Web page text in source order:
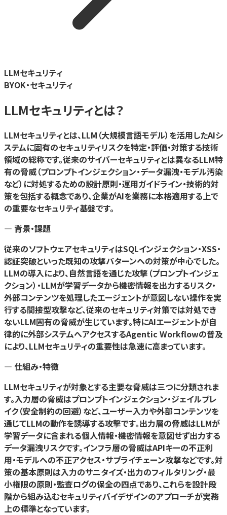
LLMセキュリティ
BYOK・セキュリティ
LLMセキュリティとは？
LLMセキュリティとは、LLM（大規模言語モデル）を活用したAIシ
ステムに固有のセキュリティリスクを特定・評価・対策する技術
領域の総称です。従来のサイバーセキュリティとは異なるLLM特
有の脅威（プロンプトインジェクション・データ漏洩・モデル汚染
など）に対処するための設計原則・運用ガイドライン・技術的対
策を包括する概念であり、企業がAIを業務に本格適用する上で
の重要なセキュリティ基盤です。
— 背景・課題
従来のソフトウェアセキュリティはSQLインジェクション・XSS・
認証突破といった既知の攻撃パターンへの対策が中心でした。
LLMの導入により、自然言語を通じた攻撃（プロンプトインジェ
クション）・LLMが学習データから機密情報を出力するリスク・
外部コンテンツを処理したエージェントが意図しない操作を実
行する間接型攻撃など、従来のセキュリティ対策では対処でき
ないLLM固有の脅威が生じています。特にAIエージェントが自
律的に外部システムへアクセスするAgentic Workflowの普及
により、LLMセキュリティの重要性は急速に高まっています。
— 仕組み・特徴
LLMセキュリティが対象とする主要な脅威は三つに分類されま
す。入力層の脅威はプロンプトインジェクション・ジェイルブレ
イク（安全制約の回避）など、ユーザー入力や外部コンテンツを
通じてLLMの動作を誘導する攻撃です。出力層の脅威はLLMが
学習データに含まれる個人情報・機密情報を意図せず出力する
データ漏洩リスクです。インフラ層の脅威はAPIキーの不正利
用・モデルへの不正アクセス・サプライチェーン攻撃などです。対
策の基本原則は入力のサニタイズ・出力のフィルタリング・最
小権限の原則・監査ログの保全の四点であり、これらを設計段
階から組み込むセキュリティバイデザインのアプローチが実務
上の標準となっています。